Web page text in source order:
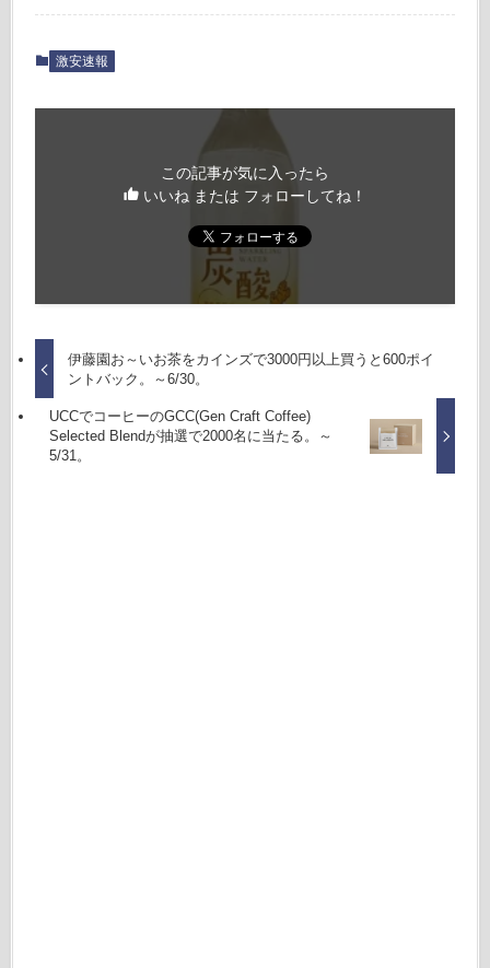
激安速報
この記事が気に入ったら
いいね または フォローしてね！
伊藤園お～いお茶をカインズで3000円以上買うと600ポイ
ントバック。～6/30。
UCCでコーヒーのGCC(Gen Craft Coffee)
Selected Blendが抽選で2000名に当たる。～
5/31。